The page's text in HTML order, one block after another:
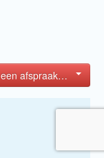
een afspraak…